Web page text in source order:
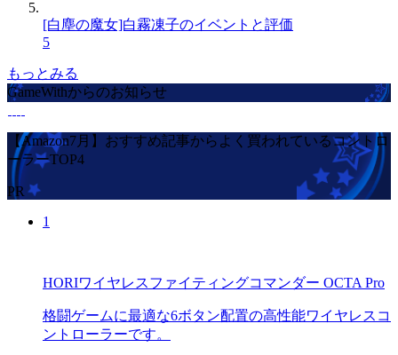
[白塵の魔女]白霧凍子のイベントと評価
5
もっとみる
GameWithからのお知らせ
【Amazon7月】おすすめ記事からよく買われているコントロ
ーラーTOP4
PR
1
HORIワイヤレスファイティングコマンダー OCTA Pro
格闘ゲームに最適な6ボタン配置の高性能ワイヤレスコ
ントローラーです。